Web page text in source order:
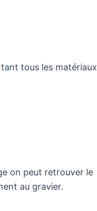
tous les matériaux
on peut retrouver le
au gravier.